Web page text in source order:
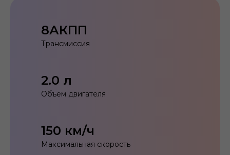
8АКПП
Трансмиссия
2.0 л
Объем двигателя
150 км/ч
Максимальная скорость